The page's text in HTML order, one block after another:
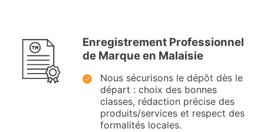
Enregistrement Professionnel
de Marque en Malaisie
Nous sécurisons le dépôt dès le
départ : choix des bonnes
classes, rédaction précise des
produits/services et respect des
formalités locales.